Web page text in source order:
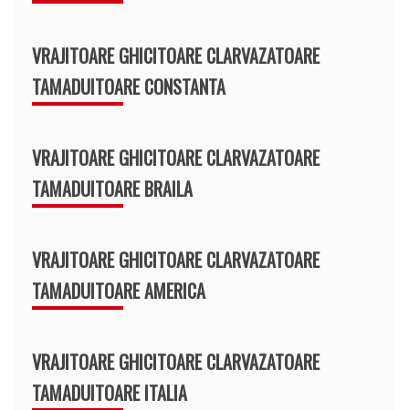
VRAJITOARE GHICITOARE CLARVAZATOARE
TAMADUITOARE CONSTANTA
VRAJITOARE GHICITOARE CLARVAZATOARE
TAMADUITOARE BRAILA
VRAJITOARE GHICITOARE CLARVAZATOARE
TAMADUITOARE AMERICA
VRAJITOARE GHICITOARE CLARVAZATOARE
TAMADUITOARE ITALIA